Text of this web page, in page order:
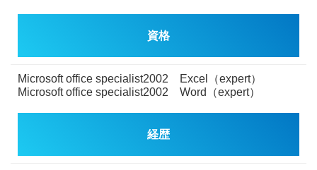
資格
Microsoft office specialist2002 Excel（expert）
Microsoft office specialist2002 Word（expert）
経歴